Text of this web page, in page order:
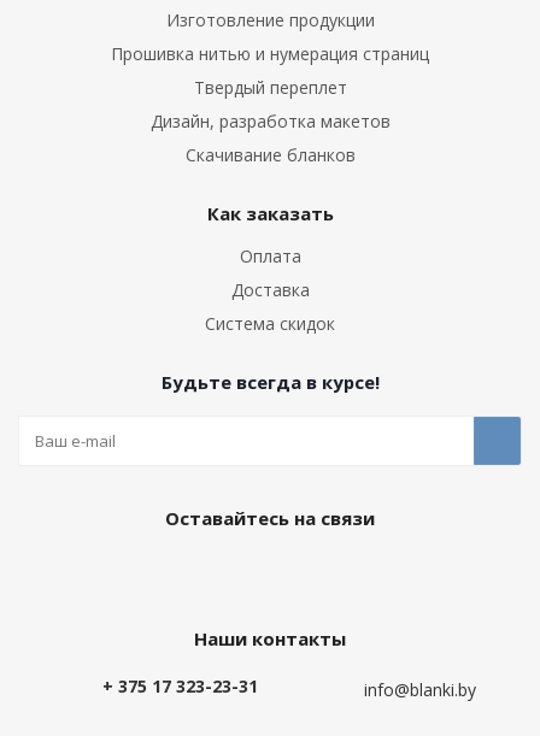
Изготовление продукции
Прошивка нитью и нумерация страниц
Твердый переплет
Дизайн, разработка макетов
Скачивание бланков
Как заказать
Оплата
Доставка
Система скидок
Будьте всегда в курсе!
Оставайтесь на связи
Наши контакты
+ 375 17 323-23-31 info@blanki.by